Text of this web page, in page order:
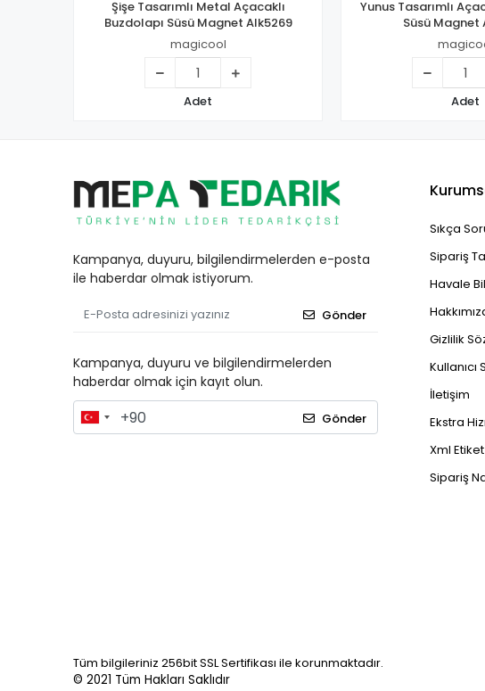
Şişe Tasarımlı Metal Açacaklı
Buzdolapı Süsü Magnet Alk5269
magicool
Adet
Yunus Tasarımlı
Süsü Magnet
Adet
Kampanya, duyuru, bilgilendirmelerden e-posta
ile haberdar olmak istiyorum.
Gönder
Kampanya, duyuru ve bilgilendirmelerden
haberdar olmak için kayıt olun.
Gönder
Sıkça
Sipariş
Havale
Gizlilik
İletişim
Ekstra
Xml
Sipariş
Tüm bilgileriniz 256bit SSL Sertifikası ile korunmaktadır.
© 2021 Tüm Hakları Saklıdır